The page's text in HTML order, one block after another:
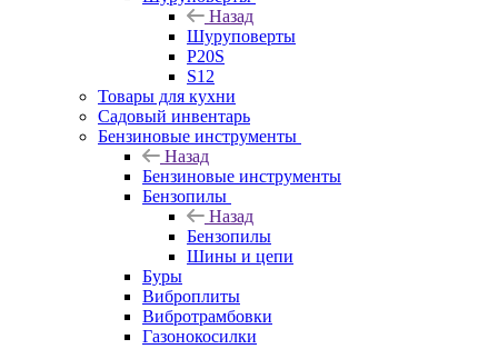
Назад
Шуруповерты
P20S
S12
Товары для кухни
Садовый инвентарь
Бензиновые инструменты
Назад
Бензиновые инструменты
Бензопилы
Назад
Бензопилы
Шины и цепи
Буры
Виброплиты
Вибротрамбовки
Газонокосилки